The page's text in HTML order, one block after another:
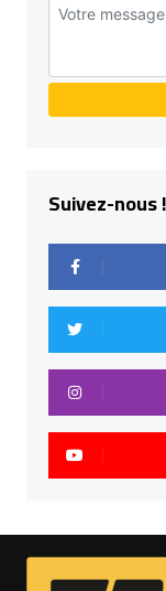
Suivez-nous !